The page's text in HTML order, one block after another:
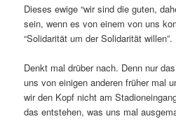
Dieses ewige “wir sind die guten,
sein, wenn es von einem von uns
“Solidarität um der Solidarität willen”.
Denkt mal drüber nach. Denn nur
uns von einigen anderen früher mal
wir den Kopf nicht am
das entstehen, was uns mal